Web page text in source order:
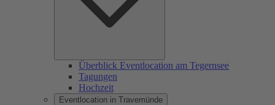
Überblick Eventlocation am Tegernsee
Tagungen
Hochzeit
Eventlocation in Travemünde